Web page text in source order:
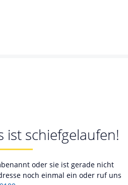
ist schiefgelaufen!
oder sie ist gerade nicht
noch einmal ein oder ruf uns